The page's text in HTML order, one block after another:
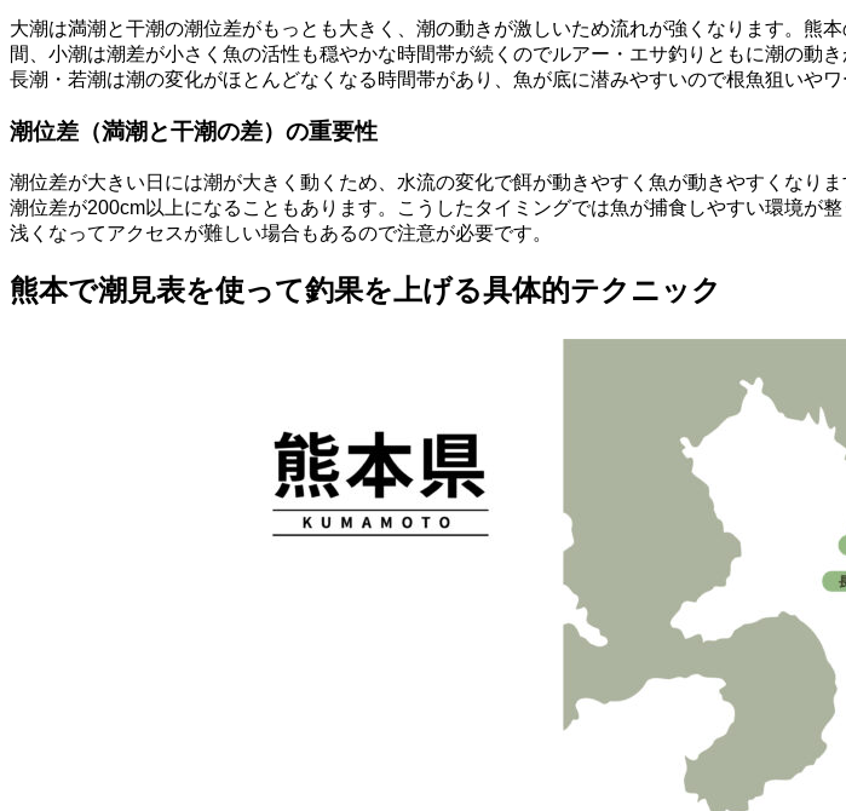
大潮は満潮と干潮の潮位差がもっとも大きく、潮の動きが激しいため流れが強くなります。熊
間、小潮は潮差が小さく魚の活性も穏やかな時間帯が続くのでルアー・エサ釣りともに潮の動
長潮・若潮は潮の変化がほとんどなくなる時間帯があり、魚が底に潜みやすいので根魚狙いやワ
潮位差（満潮と干潮の差）の重要性
潮位差が大きい日には潮が大きく動くため、水流の変化で餌が動きやすく魚が動きやすくなり
潮位差が200cm以上になることもあります。こうしたタイミングでは魚が捕食しやすい環境が
浅くなってアクセスが難しい場合もあるので注意が必要です。
熊本で潮見表を使って釣果を上げる具体的テクニック